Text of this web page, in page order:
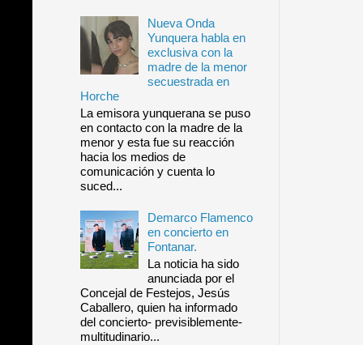
Nueva Onda
Yunquera habla en
exclusiva con la
madre de la menor
secuestrada en
Horche
La emisora yunquerana se puso
en contacto con la madre de la
menor y esta fue su reacción
hacia los medios de
comunicación y cuenta lo
suced...
Demarco Flamenco
en concierto en
Fontanar.
La noticia ha sido
anunciada por el
Concejal de Festejos, Jesús
Caballero, quien ha informado
del concierto- previsiblemente-
multitudinario...